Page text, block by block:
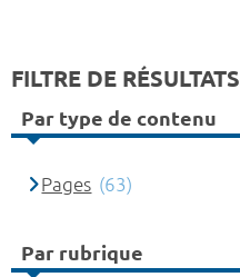
FILTRE DE RÉSULTATS
Par type de contenu
Pages (63)
Par rubrique